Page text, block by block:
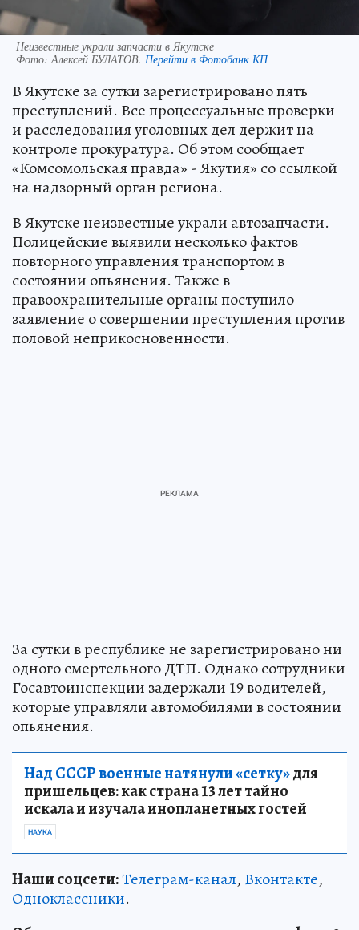
Неизвестные украли запчасти в Якутске
Фото: Алексей БУЛАТОВ. Перейти в Фотобанк КП
В Якутске за сутки зарегистрировано пять
преступлений. Все процессуальные проверки
и расследования уголовных дел держит на
контроле прокуратура. Об этом сообщает
«Комсомольская правда» - Якутия» со ссылкой
на надзорный орган региона.
В Якутске неизвестные украли автозапчасти.
Полицейские выявили несколько фактов
повторного управления транспортом в
состоянии опьянения. Также в
правоохранительные органы поступило
заявление о совершении преступления против
половой неприкосновенности.
За сутки в республике не зарегистрировано ни
одного смертельного ДТП. Однако сотрудники
Госавтоинспекции задержали 19 водителей,
которые управляли автомобилями в состоянии
опьянения.
Над СССР военные натянули «сетку»для
пришельцев: как страна 13 лет тайно
искала и изучала инопланетных гостей
НАУКА
Наши соцсети:Телеграм-канал, Вконтакте,
Одноклассники.